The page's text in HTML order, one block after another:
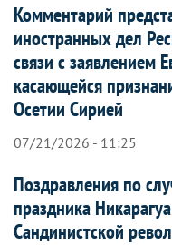
Комментарий
иностранных дел
связи с заявлением
касающейся
Осетии Сирией
07/21/2026 - 11:25
Поздравления по
праздника
Сандинистской